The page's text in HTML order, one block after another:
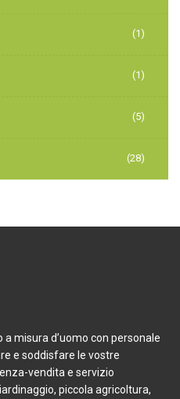
(1)
(1)
(5)
(28)
misura d’uomo con personale
e soddisfare le vostre
vendita e servizio
piccola agricoltura,